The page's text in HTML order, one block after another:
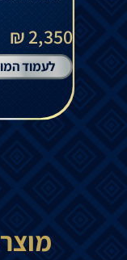
2,350 ₪
לעמוד